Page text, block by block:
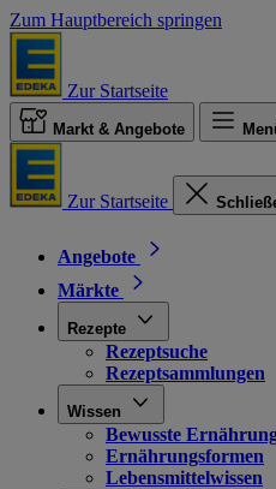
Zum Hauptbereich springen
Zur Startseite
Markt & Angebote
Zur Startseite
Angebote
Märkte
Rezepte
Rezeptsuche
Rezeptsammlungen
Wissen
Bewusste
Ernährungsformen
Lebensmittelwissen